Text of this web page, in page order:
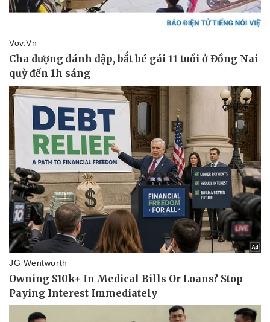
Sức khỏe
Dinh dưỡng - món ngon
Cây thuốc
Sản phụ khoa
Nhi khoa
Nam khoa
Làm đẹp - giảm cân
Phòng mạch online
Ăn sạch sống khỏe
Đời sống
Nhà đẹp
Blog
Tình yêu - Gia đình